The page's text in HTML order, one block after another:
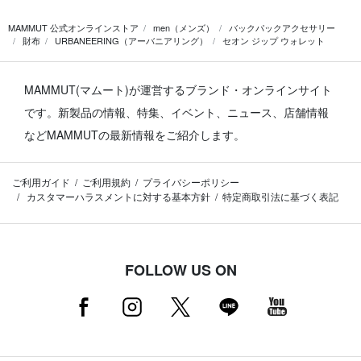
MAMMUT 公式オンラインストア men（メンズ）
バックパックアクセサリー
財布
URBANEERING（アーバニアリング） セオン ジップ ウォレット
MAMMUT(マムート)が運営するブランド・オンラインサイト
です。 新製品の情報、特集、イベント、ニュース、店舗情報
などMAMMUTの最新情報をご紹介します。
ご利用ガイド ご利用規約
プライバシーポリシー
カスタマーハラスメントに対する基本方針
特定商取引法に基づく表記
FOLLOW US ON